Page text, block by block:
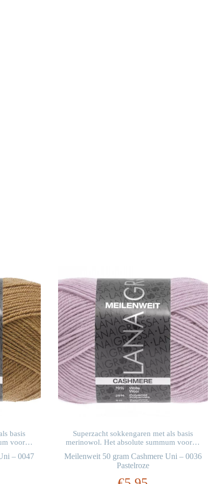
basis
voor…
– 0047
Superzacht sokkengaren met als basis
merinowol. Het absolute summum voor…
Meilenweit 50 gram Cashmere Uni – 0036
Pastelroze